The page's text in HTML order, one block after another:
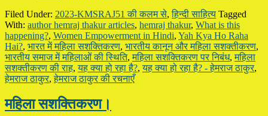
Filed Under: 2023-KMSRAJ51 की कलम से,हिन्दी साहित्य Tagged
With: author hemraj thakur articles, hemraj thakur, What is this
happening?, Women Empowerment in Hindi, Yah Kya Ho Raha
Hai?, भारत में महिला सशक्तिकरण, भारतीय कानून और महिला सशक्तीकरण,
भारतीय समाज में महिलाओं की स्थिति,महिला सशक्तिकरण पर निबंध,महिला
सशक्तीकरण की राह,यह क्या हो रहा है?,यह क्या हो रहा है? - हेमराज ठाकुर,
हेमराज ठाकुर,हेमराज ठाकुर की रचनाएँ
महिला सशक्तिकरण।